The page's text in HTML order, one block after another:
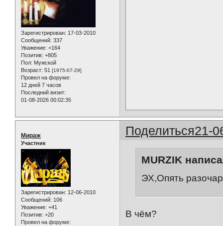
Зарегистрирован: 17-03-2010
Сообщений: 337
Уважение: +164
Позитив: +805
Пол: Мужской
Возраст: 51 [1975-07-29]
Провел на форуме:
12 дней 7 часов
Последний визит:
01-08-2026 00:02:35
Поделиться21-
Мираж
Участник
Зарегистрирован: 12-06-2010
Сообщений: 106
Уважение: +41
Позитив: +20
Провел на форуме:
MURZIK
ЭХ,Опять
В чём?